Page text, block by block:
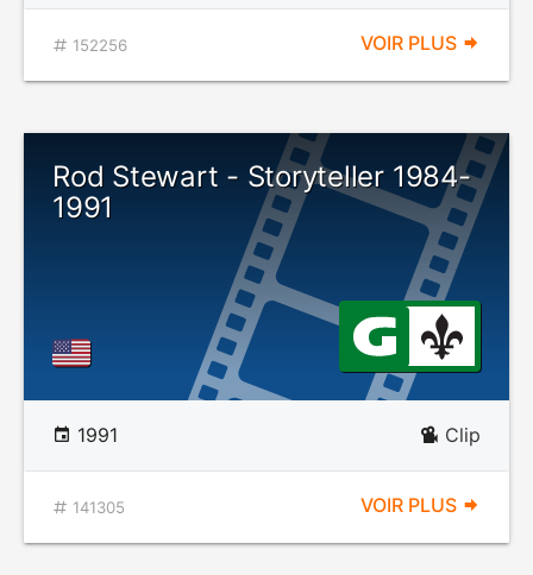
152256 VOIR PLUS
Rod Stewart - Storyteller 1984-
1991
1991 Clip
141305 VOIR PLUS